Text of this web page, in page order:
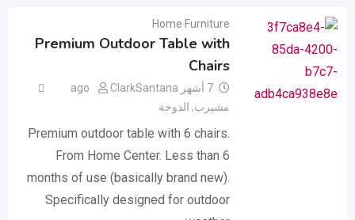
Home Furniture
Premium Outdoor Table with
Chairs
7 أشهر ago
ClarkSantana
مشيرب, الدوحة
Premium outdoor table with 6 chairs.
From Home Center. Less than 6
months of use (basically brand new).
Specifically designed for outdoor